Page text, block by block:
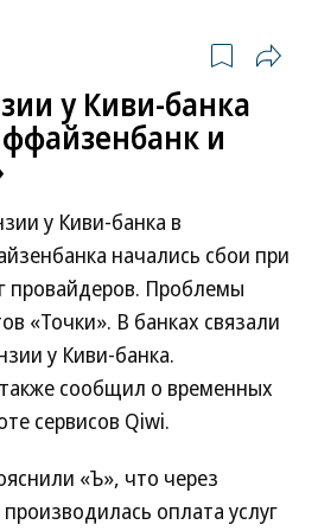
у Киви-банка
и
у Киви-банка в
начались сбои при
провайдеров. Проблемы
«Точки». В банках связали
у Киви-банка.
сообщил о временных
сервисов Qiwi.
«Ъ», что через
оплата услуг